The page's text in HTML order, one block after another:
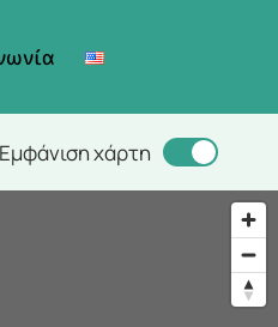
Εμφάνιση χάρτη